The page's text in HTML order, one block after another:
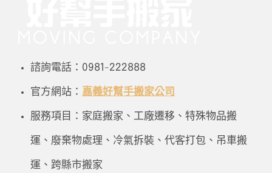
諮詢電話：0981-222888
官方網站： 嘉義好幫手搬家公司
服務項目：家庭搬家、工廠遷移、特殊物品搬
運、廢棄物處理、冷氣拆裝、代客打包、吊車搬
運、跨縣市搬家